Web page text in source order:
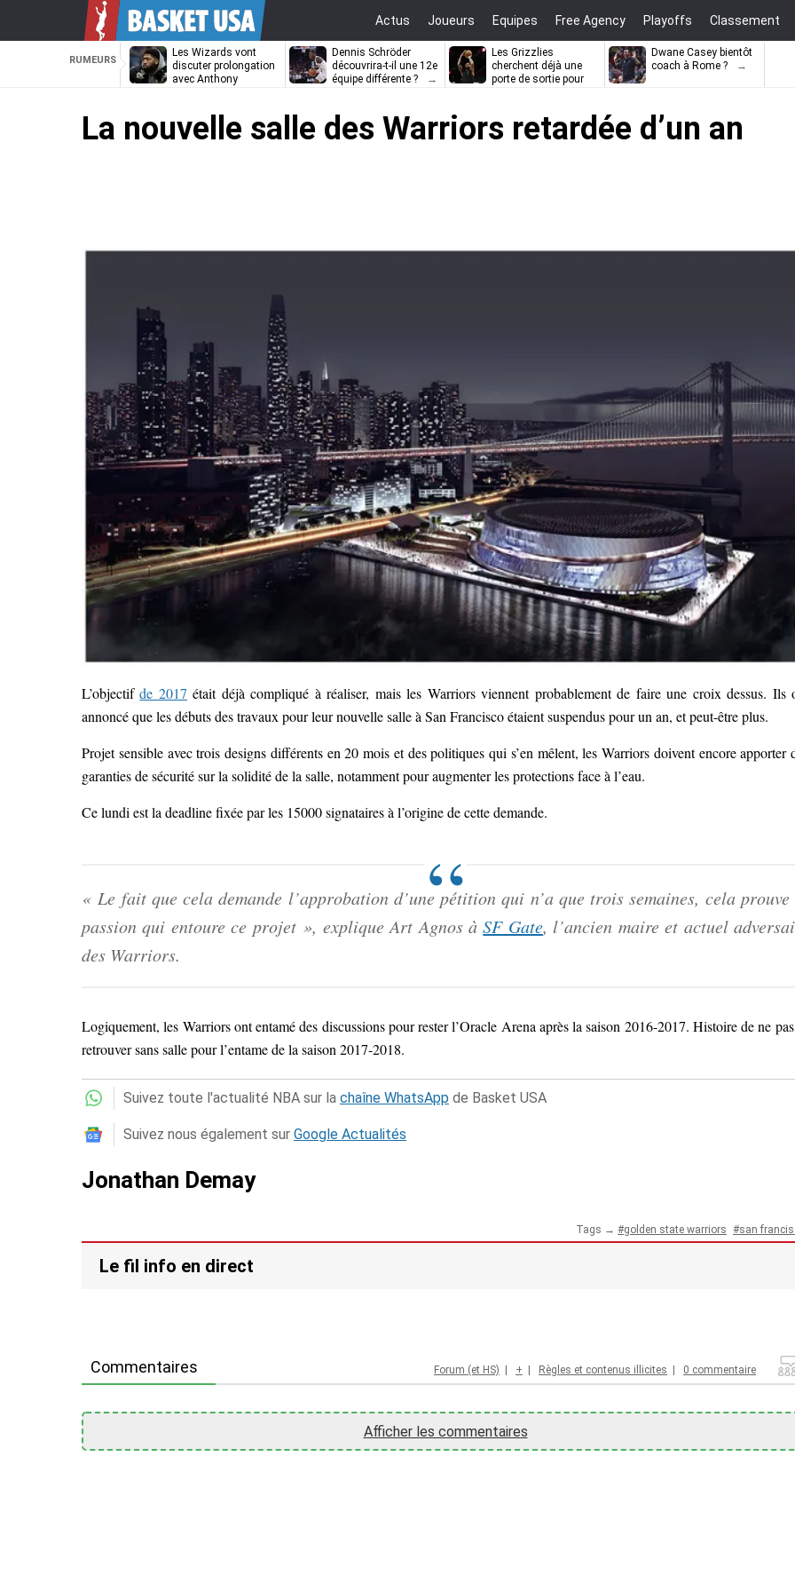
Actus Joueurs Equipes Free Agency Playoffs Classement
RUMEURS
Les Wizards vont
discuter prolongation
avec Anthony
Dennis Schröder
découvrira-t-il une 12e
équipe différente ?
Les Grizzlies
cherchent déjà une
porte de sortie pour
Dwane Casey bientôt
coach à Rome ?
La nouvelle salle des Warriors retardée d’un an
L’objectifde 2017 était déjà compliqué à réaliser, mais les Warriors viennent probablement de faire une croix dessus. Ils
annoncé que les débuts des travaux pour leur nouvelle salle à San Francisco étaient suspendus pour un an, et peut-être plus.
Projet sensible avec trois designs différents en 20 mois et des politiques qui s’en mêlent, les Warriors doivent encore apporter
garanties de sécurité sur la solidité de la salle, notamment pour augmenter les protections face à l’eau.
Ce lundi est la deadline fixée par les 15000 signataires à l’origine de cette demande.
« Le fait que cela demande l’approbation d’une pétition qui n’a que trois semaines, cela
passion qui entoure ce projet », explique Art Agnos àSF Gate, l’ancien maire et actuel
des Warriors.
Logiquement, les Warriors ont entamé des discussions pour rester l’Oracle Arena après la saison 2016-2017. Histoire de ne
retrouver sans salle pour l’entame de la saison 2017-2018.
Suivez toute l'actualité NBA sur la chaîne WhatsApp de Basket USA
Suivez nous également sur Google Actualités
Jonathan Demay
Tags → golden state warriors san
Le fil info en direct
Commentaires Forum (et HS) | + | Règles et contenus illicites | 0 commentaire
Afficher les commentaires